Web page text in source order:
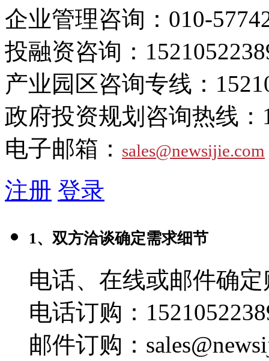
企业管理咨询： 010-
投融资咨询：
产业园区咨询专线：
政府投资规划咨询热线：
电子邮箱： sales@newsijie.com
注册 登录
1、双方洽谈确定需求细节
电话、在线或邮件确
电话订购：
邮件订购：